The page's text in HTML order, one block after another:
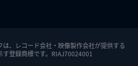
は、レコード会社・映像製作会社が提供する
す登録商標です。RIAJ70024001